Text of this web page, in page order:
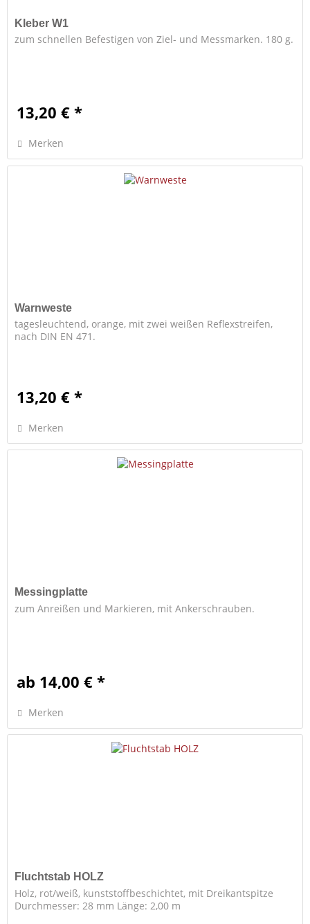
Kleber W1
zum schnellen Befestigen von Ziel- und Messmarken. 180 g.
13,20 € *
Merken
Warnweste
tagesleuchtend, orange, mit zwei weißen Reflexstreifen,
nach DIN EN 471.
13,20 € *
Merken
Messingplatte
zum Anreißen und Markieren, mit Ankerschrauben.
ab 14,00 € *
Merken
Fluchtstab HOLZ
Holz, rot/weiß, kunststoffbeschichtet, mit Dreikantspitze
Durchmesser: 28 mm Länge: 2,00 m